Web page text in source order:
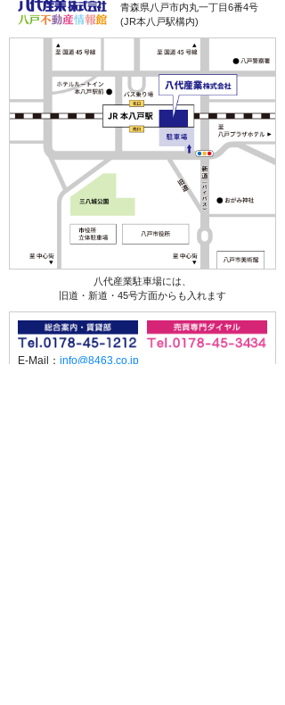
青森県八戸市内丸一丁目6番4号
(JR本八戸駅構内)
八代産業駐車場には、
旧道・新道・45号方面からも入れます
E-Mail： info@8463.co.jp